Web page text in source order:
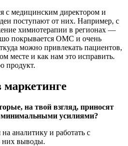
с медицинским директором и
поступают от них. Например, с
химиотерапии в регионах —
покрывается ОМС и очень
можно привлекать пациентов,
месте и как нам это исправить.
продукт.
на твой взгляд, приносят
минимальными усилиями?
аналитику и работать с
них выводы.